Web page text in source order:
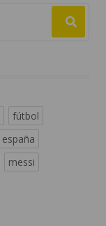
fútbol
españa
messi